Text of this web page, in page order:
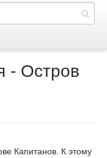
- Остров
Капитанов. К этому